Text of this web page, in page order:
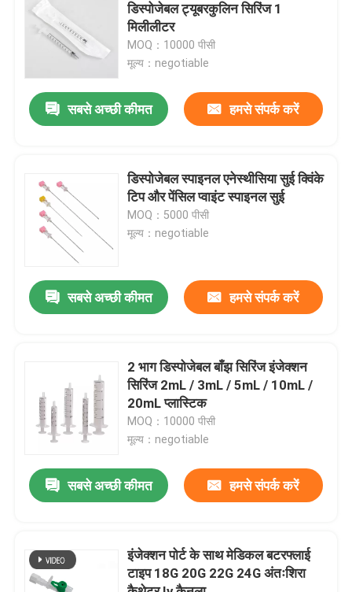
उत्पाद
विडियो
हमारे बारे में
गुणवत्ता नियंत्रण
हमसे संपर्क करें
समाचार
वेंटुरी ऑक्सीजन मास्क
डिस्पोजेबल ट्यूबरकुलिन सिरिंज 1
मिलीलीटर
MOQ：10000 पीसी
मूल्य：negotiable
सबसे अच्छी कीमत हमसे संपर्क करें
डिस्पोजेबल स्पाइनल एनेस्थीसिया सुई क्विंके
टिप और पेंसिल प्वाइंट स्पाइनल सुई
MOQ：5000 पीसी
मूल्य：negotiable
सबसे अच्छी कीमत हमसे संपर्क करें
2 भाग डिस्पोजेबल बाँझ सिरिंज इंजेक्शन
सिरिंज 2mL / 3mL / 5mL / 10mL /
20mL प्लास्टिक
MOQ：10000 पीसी
मूल्य：negotiable
सबसे अच्छी कीमत हमसे संपर्क करें
इंजेक्शन पोर्ट के साथ मेडिकल बटरफ्लाई
टाइप 18G 20G 22G 24G अंतःशिरा